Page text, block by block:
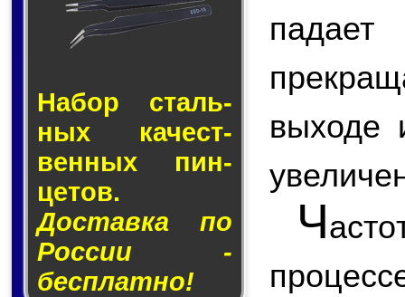
Набор сталь­
ных ка­чест­
вен­ных пин­
це­тов.
Доставка по
России -
бесплатно!
выходе
Ч